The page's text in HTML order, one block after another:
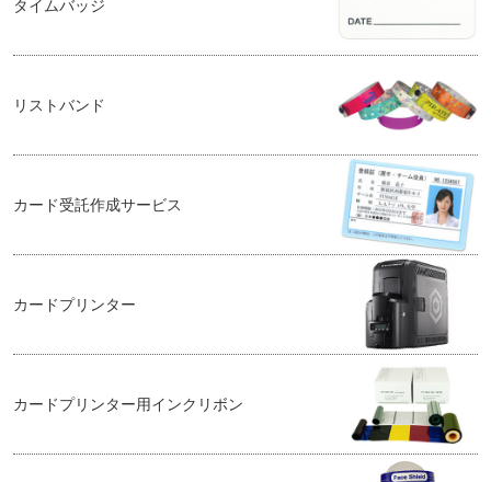
タイムバッジ
リストバンド
カード受託作成サービス
カードプリンター
カードプリンター用インクリボン